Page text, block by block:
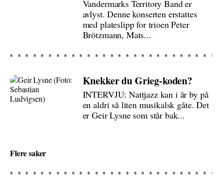
Vandermarks Territory Band er
avlyst. Denne konserten erstattes
med plateslipp for trioen Peter
Brötzmann, Mats...
Knekker du Grieg-koden?
INTERVJU: Nattjazz kan i år by på
en aldri så liten musikalsk gåte. Det
er Geir Lysne som står bak...
Flere saker